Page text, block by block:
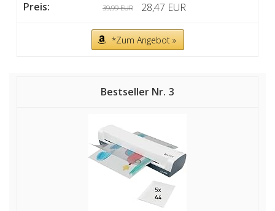
39,99 EUR 28,47 EUR
*Zum Angebot »
3